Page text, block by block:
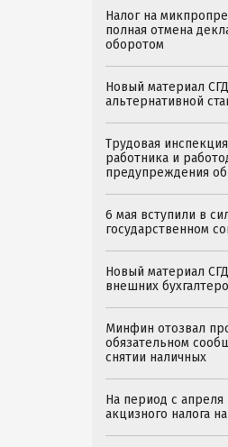
Налог на
полная отмена
оборотом
Новый материал
альтернативной
Трудовая
работника и
предупреждения об
6 мая вступили в
государственном
Новый материал
внешних
Минфин отозвал
обязательном
снятии наличных
На период с
акцизного налога